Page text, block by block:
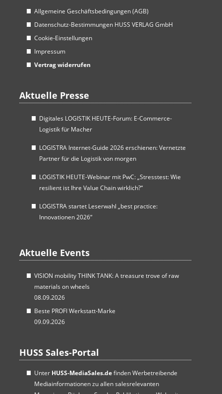
Allgemeine Geschäftsbedingungen (AGB)
Datenschutz-Bestimmungen HUSS VERLAG GmbH
Cookie-Einstellungen
Impressum
Vertrag widerrufen
Aktuelle Presse
Digitales LOGISTIK HEUTE-Forum: E-Commerce-
Logistik für Macher
LOGISTRA Internet-Guide 2026 erschienen: Vernetzte
Partner für die Logistik von morgen
LOGISTIK HEUTE-Webinar mit PwC: „Stresstest: Wie
resilient ist Ihre Value Chain wirklich?“
LOGISTRA startet Leserwahl „best practice:
Innovationen 2026“
Aktuelle Events
VISION mobility THINK TANK: A treasure trove of raw
materials on wheels
08.09.2026
Beste PROFI Werkstatt-Marke
09.09.2026
HUSS Sales-Portal
Unter HUSS-MediaSales.definden Werbetreibende
Mediainformationen zu allen salesrelevanten